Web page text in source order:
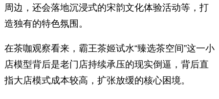
周边，还会落地沉浸式的宋韵文化体验活动等，打
造独有的特色氛围。
在茶咖观察看来，霸王茶姬试水“臻选茶空间”这一小
店模型背后是老门店持续承压的现实倒逼，背后直
指大店模式成本较高，扩张放缓的核心困境。